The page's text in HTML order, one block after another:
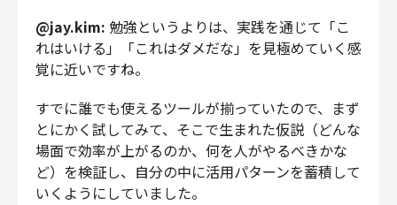
@jay.kim: 勉強というよりは、実践を通じて「こ
れはいける」「これはダメだな」を見極めていく感
覚に近いですね。
すでに誰でも使えるツールが揃っていたので、まず
とにかく試してみて、そこで生まれた仮説（どんな
場面で効率が上がるのか、何を人がやるべきかな
ど）を検証し、自分の中に活用パターンを蓄積して
いくようにしていました。